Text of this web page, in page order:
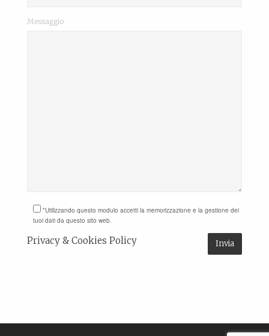
Messaggio
*Utilizzando questo modulo accetti la memorizzazione e la gestione dei
tuoi dati da questo sito web.
Privacy & Cookies Policy